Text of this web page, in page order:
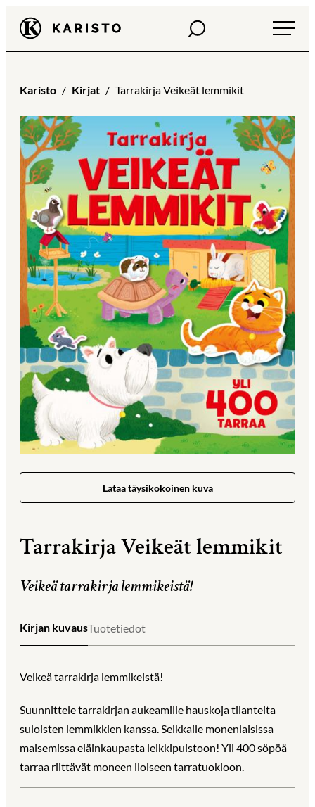
Siirry
suoraan
sisältöön
Karisto Haku
Karisto Kirjat Tarrakirja Veikeät lemmikit
Lataa täysikokoinen kuva
Tarrakirja Veikeät lemmikit
Veikeä tarrakirja lemmikeistä!
Kirjan kuvausTuotetiedot
Veikeä tarrakirja lemmikeistä!
Suunnittele tarrakirjan aukeamille hauskoja tilanteita
suloisten lemmikkien kanssa. Seikkaile monenlaisissa
maisemissa eläinkaupasta leikkipuistoon! Yli 400 söpöä
tarraa riittävät moneen iloiseen tarratuokioon.